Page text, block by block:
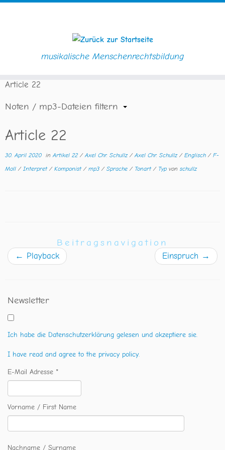
springen
musikalische Menschenrechtsbildung
Article 22
Noten / mp3-Dateien filtern
Article 22
30. April 2020 inArtikel 22 /Axel Chr. Schullz /Axel Chr. Schullz / Englisch / F-
Moll / Interpret / Komponist / mp3 / Sprache / Tonart / Typ von schullz
Beitragsnavigation
← Playback Einspruch →
Newsletter
Ich habe die Datenschutzerklärung gelesen und akzeptiere sie.
I have read and agree to the privacy policy.
E-Mail Adresse *
Vorname / First Name
Nachname / Surname